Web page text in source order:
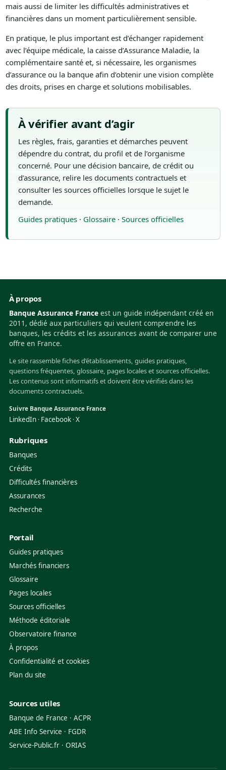
mais aussi de limiter les difficultés administratives et
financières dans un moment particulièrement sensible.
En pratique, le plus important est d’échanger rapidement
avec l’équipe médicale, la caisse d’Assurance Maladie, la
complémentaire santé et, si nécessaire, les organismes
d’assurance ou la banque afin d’obtenir une vision complète
des droits, prises en charge et solutions mobilisables.
À vérifier avant d’agir
Les règles, frais, garanties et démarches peuvent
dépendre du contrat, du profil et de l’organisme
concerné. Pour une décision bancaire, de crédit ou
d’assurance, relire les documents contractuels et
consulter les sources officielles lorsque le sujet le
demande.
Guides pratiques· Glossaire· Sources officielles
À propos
Banque Assurance France est un guide indépendant créé en
2011, dédié aux particuliers qui veulent comprendre les
banques, les crédits et les assurances avant de comparer une
offre en France.
Le site rassemble fiches d’établissements, guides pratiques,
questions fréquentes, glossaire, pages locales et sources officielles.
Les contenus sont informatifs et doivent être vérifiés dans les
documents contractuels.
Suivre Banque Assurance France
LinkedIn · Facebook ·X
Rubriques
Banques
Crédits
Difficultés financières
Assurances
Recherche
Portail
Guides pratiques
Marchés financiers
Glossaire
Pages locales
Sources officielles
Méthode éditoriale
Observatoire finance
À propos
Confidentialité et cookies
Plan du site
Sources utiles
Banque de France · ACPR
ABE Info Service · FGDR
Service-Public.fr · ORIAS